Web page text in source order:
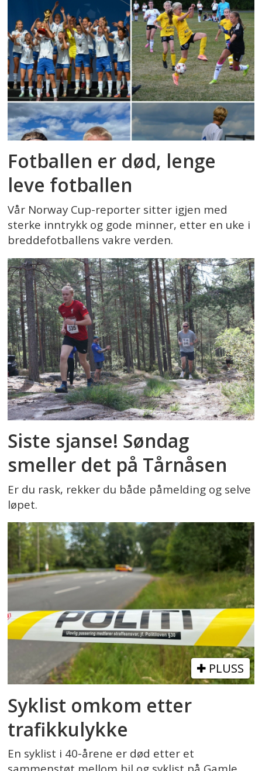
Fotballen er død, lenge
leve fotballen
Vår Norway Cup-reporter sitter igjen med
sterke inntrykk og gode minner, etter en uke i
breddefotballens vakre verden.
Siste sjanse! Søndag
smeller det på Tårnåsen
Er du rask, rekker du både påmelding og selve
løpet.
PLUSS
Syklist omkom etter
trafikkulykke
En syklist i 40-årene er død etter et